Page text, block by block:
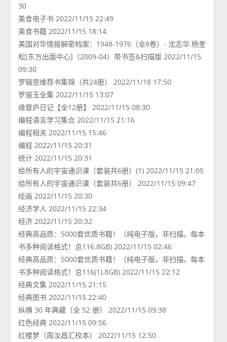
30
美食电子书 2022/11/15 22:49
美食书籍 2022/11/15 18:14
美国对华情报解密档案：1948-1976（全8卷）- 沈志华.杨奎
松[东方出版中心]（2009-04）带书签&扫描版 2022/11/15
09:30
罗辑思维荐书集锦（共24册） 2022/11/18 17:50
罗振玉全集 2022/11/15 13:07
缘督庐日记【全12册】 2022/11/15 08:30
编程语言学习集合 2022/11/15 21:16
编程相关 2022/11/15 15:46
编程 2022/11/15 20:31
统计 2022/11/15 20:31
给所有人的宇宙通识课（套装共6册）(1) 2022/11/15 21:05
给所有人的宇宙通识课（套装共6册） 2022/11/15 09:47
绘画 2022/11/15 20:30
经济学人 2022/11/15 22:34
经济 2022/11/15 20:32
经典高品质：5000套优质书籍！（纯电子版，非扫描。每本
书多种阅读格式！总116.8GB) 2022/11/15 02:46
经典高品质：5000套优质书籍！（纯电子版，非扫描。每本
书多种阅读格式！总116(1).8GB) 2022/11/15 22:12
经典文集 2022/11/15 21:15
经典图书 2022/11/15 22:40
纵横 30 年典藏（全 52 册） 2022/11/15 09:38
红色经典 2022/11/15 09:56
红楼梦（周汝昌汇校本） 2022/11/15 12:50